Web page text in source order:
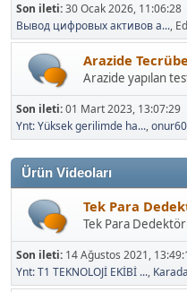
Son ileti:30 Ocak 2026, 11:06:28
Вывод цифровых активов а...,
Arazide
Arazide yapılan
Son ileti:01 Mart 2023, 13:07:29
Ynt: Yüksek gerilimde ha...,
Ürün Videoları
Tek Para
Tek Para
Son ileti: 14 Ağustos 2021,
Ynt: T1 TEKNOLOJİ EKİBİ ...,